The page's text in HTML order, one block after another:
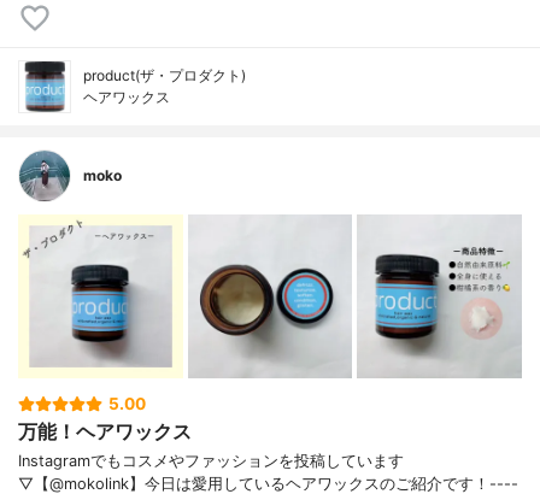
product(ザ・プロダクト)
ヘアワックス
moko
5.00
万能！ヘアワックス
Instagramでもコスメやファッションを投稿しています
▽【@mokolink】今日は愛用しているヘアワックスのご紹介です！ ----